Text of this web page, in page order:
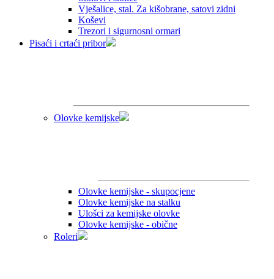
Vješalice, stal. Za kišobrane, satovi zidni
Koševi
Trezori i sigurnosni ormari
Pisaći i crtaći pribor
Olovke kemijske
Olovke kemijske - skupocjene
Olovke kemijske na stalku
Ulošci za kemijske olovke
Olovke kemijske - obične
Roleri